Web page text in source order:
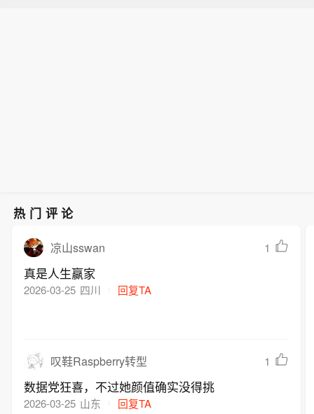
热门评论
凉山sswan 1
真是人生赢家
2026-03-25 四川 回复TA
叹鞋Raspberry转型 1
数据党狂喜，不过她颜值确实没得挑
2026-03-25 山东 回复TA